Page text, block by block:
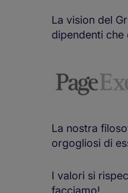
La vision del
dipendenti che
La nostra
orgogliosi di
I valori si
facciamo!